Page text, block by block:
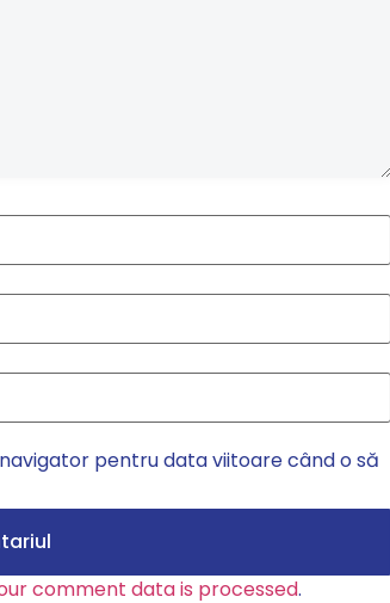
pentru data viitoare când o să
comment data is processed.